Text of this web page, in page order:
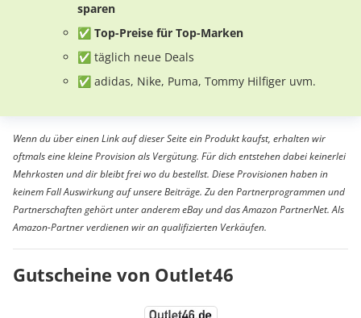
sparen
✅ Top-Preise für Top-Marken
✅ täglich neue Deals
✅ adidas, Nike, Puma, Tommy Hilfiger uvm.
Wenn du über einen Link auf dieser Seite ein Produkt kaufst, erhalten wir
oftmals eine kleine Provision als Vergütung. Für dich entstehen dabei keinerlei
Mehrkosten und dir bleibt frei wo du bestellst. Diese Provisionen haben in
keinem Fall Auswirkung auf unsere Beiträge. Zu den Partnerprogrammen und
Partnerschaften gehört unter anderem eBay und das Amazon PartnerNet. Als
Amazon-Partner verdienen wir an qualifizierten Verkäufen.
Gutscheine von Outlet46